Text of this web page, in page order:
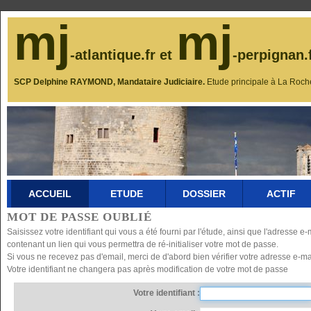
mj-atlantique.fr et mj-
SCP Delphine RAYMOND, Mandataire Judiciaire. Etude principale à La
ACCUEIL ETUDE DOSSIER ACTIF
MOT DE PASSE OUBLIÉ
Saisissez votre identifiant qui vous a été fourni par l'étude, ainsi que l'adresse
contenant un lien qui vous permettra de ré-initialiser votre mot de passe.
Si vous ne recevez pas d'email, merci de d'abord bien vérifier votre adresse e-
Votre identifiant ne changera pas après modification de votre mot de passe
Votre identifiant